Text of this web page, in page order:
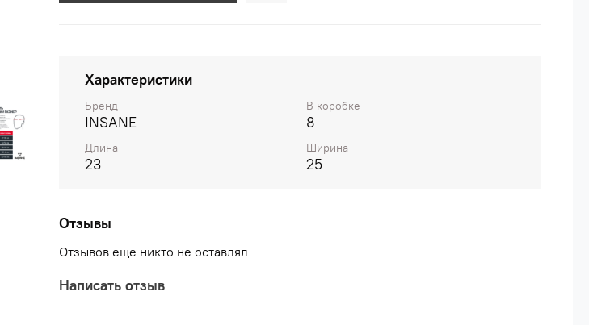
Характеристики
Бренд
INSANE
В коробке
8
Длина
23
Ширина
25
Отзывы
Отзывов еще никто не оставлял
Написать отзыв